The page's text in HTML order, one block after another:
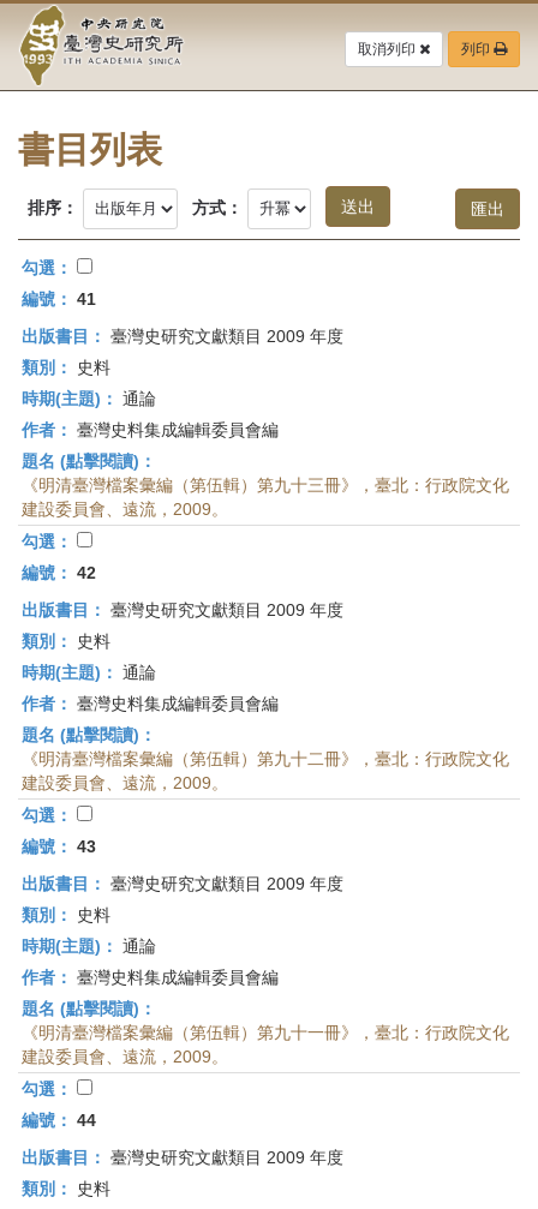
要
中
央
研
究
院-
臺
灣
史
研
究
所-
首
頁
取消列印 列印
書目列表
排序： 方式：
勾選：
編號： 41
出版書目： 臺灣史研究文獻類目 2009 年度
類別：
史料
時期(主題)： 通論
作者： 臺灣史料集成編輯委員會編
題名 (點擊閱讀)：
《明清臺灣檔案彙編（第伍輯）第九十三冊》，臺北：行政院文化
建設委員會、遠流，2009。
勾選：
編號： 42
出版書目： 臺灣史研究文獻類目 2009 年度
類別：
史料
時期(主題)： 通論
作者： 臺灣史料集成編輯委員會編
題名 (點擊閱讀)：
《明清臺灣檔案彙編（第伍輯）第九十二冊》，臺北：行政院文化
建設委員會、遠流，2009。
勾選：
編號： 43
出版書目： 臺灣史研究文獻類目 2009 年度
類別：
史料
時期(主題)： 通論
作者： 臺灣史料集成編輯委員會編
題名 (點擊閱讀)：
《明清臺灣檔案彙編（第伍輯）第九十一冊》，臺北：行政院文化
建設委員會、遠流，2009。
勾選：
編號： 44
出版書目： 臺灣史研究文獻類目 2009 年度
類別：
史料